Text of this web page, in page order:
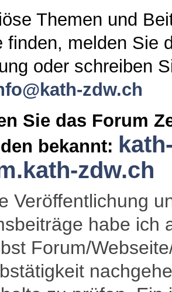
Themen und
finden, melden Sie
oder schreiben
zdw.ch
Sie das Forum
bekannt:
zdw.ch
Veröffentlichung
habe ich
Forum/